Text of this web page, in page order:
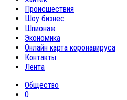
Происшествия
Шоу бизнес
Шпионаж
Экономика
Онлайн карта коронавируса
Контакты
Лента
Общество
0